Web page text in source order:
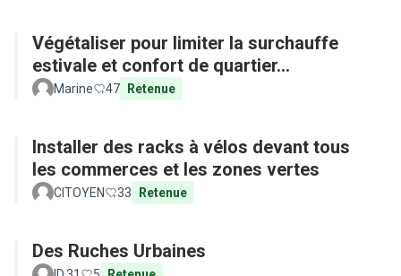
Végétaliser pour limiter la surchauffe
estivale et confort de quartier...
Marine 47 Retenue
Installer des racks à vélos devant tous
les commerces et les zones vertes
CITOYEN 33 Retenue
Des Ruches Urbaines